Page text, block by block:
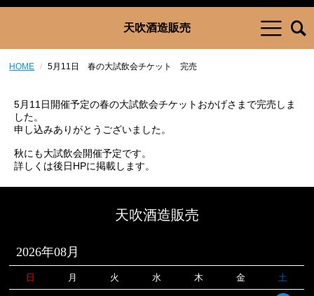
天吹酒造販売
HOME 5月11日 春の大試飲会チケット 完売
5月11日開催予定の春の大試飲会チケットおかげさまで完売しま
した。
申し込みありがとうございました。
秋にも大試飲会開催予定です。
詳しくは後日HPに掲載します。
天吹酒造販売
2026年08月
日 月 火 水 木 金 土